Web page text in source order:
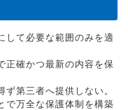
して必要な範囲のみを適
正確かつ最新の内容を保
第三者へ提供しない。
で万全な保護体制を構築